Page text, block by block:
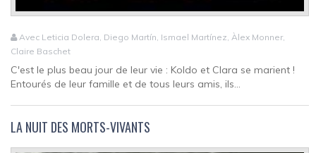
Avec Leticia Dolera, Diego Martín, Ismael Martínez, Àlex Monner,
Claire Baschet
C'est le plus beau jour de leur vie : Koldo et Clara se marient !
Entourés de leur famille et de tous leurs amis, ils...
LA NUIT DES MORTS-VIVANTS